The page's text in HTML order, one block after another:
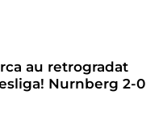
au retrogradat
Nurnberg 2-0